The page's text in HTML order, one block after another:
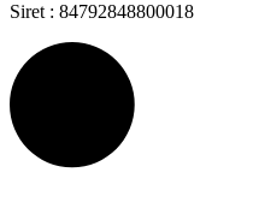
Siret : 84792848800018